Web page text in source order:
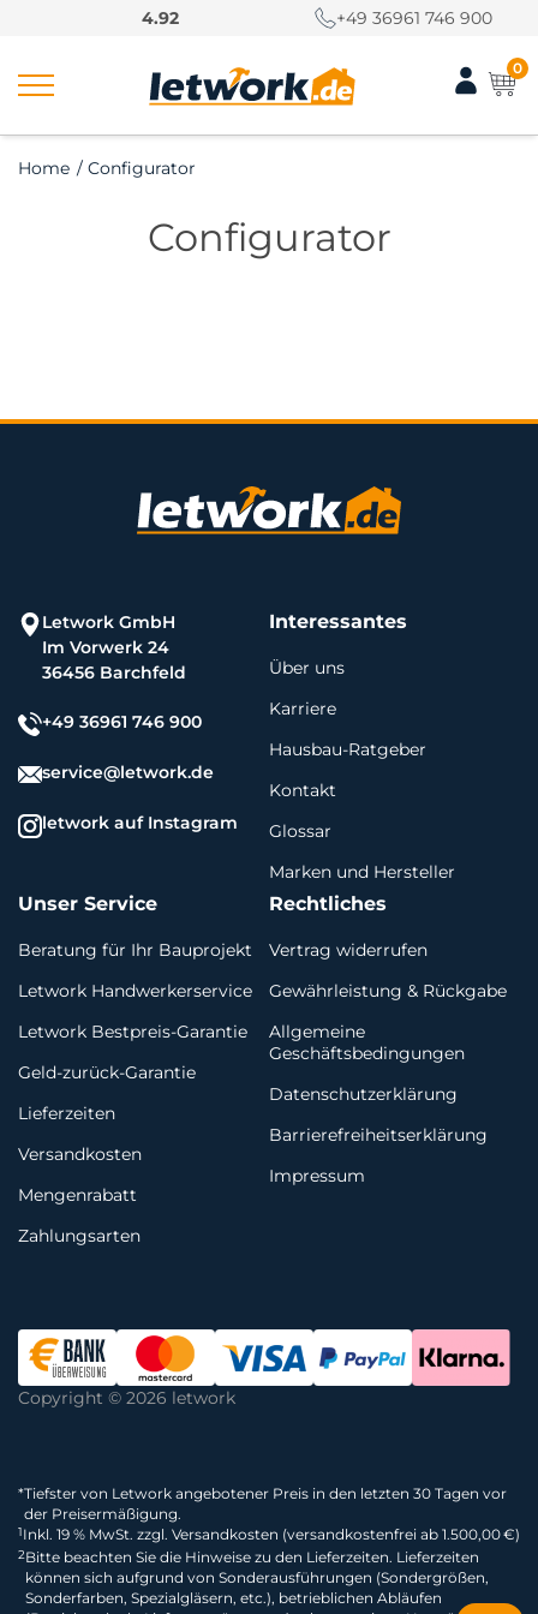
4.92 +49 36961 746 900
0
Home / Configurator
Configurator
Letwork GmbH
Im Vorwerk 24
36456 Barchfeld
+49 36961 746 900
service@letwork.de
letwork auf Instagram
Interessantes
Über uns
Karriere
Hausbau-Ratgeber
Kontakt
Glossar
Marken und Hersteller
Unser Service
Beratung für Ihr Bauprojekt
Letwork Handwerkerservice
Letwork Bestpreis-Garantie
Geld-zurück-Garantie
Lieferzeiten
Versandkosten
Mengenrabatt
Zahlungsarten
Rechtliches
Vertrag widerrufen
Gewährleistung & Rückgabe
Allgemeine
Geschäftsbedingungen
Datenschutzerklärung
Barrierefreiheitserklärung
Impressum
Copyright © 2026 letwork
*Tiefster von Letwork angebotener Preis in den letzten 30 Tagen vor
der Preisermäßigung.
1Inkl. 19 % MwSt. zzgl. Versandkosten (versandkostenfrei ab 1.500,00 €)
2Bitte beachten Sie die Hinweise zu den Lieferzeiten. Lieferzeiten
können sich aufgrund von Sonderausführungen (Sondergrößen,
Sonderfarben, Spezialgläsern, etc.), betrieblichen Abläufen